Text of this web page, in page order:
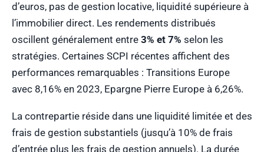
d’euros, pas de gestion locative, liquidité supérieure à
l’immobilier direct. Les rendements distribués
oscillent généralement entre 3% et 7% selon les
stratégies. Certaines SCPI récentes affichent des
performances remarquables : Transitions Europe
avec 8,16% en 2023, Epargne Pierre Europe à 6,26%.
La contrepartie réside dans une liquidité limitée et des
frais de gestion substantiels (jusqu’à 10% de frais
d’entrée plus les frais de gestion annuels). La durée